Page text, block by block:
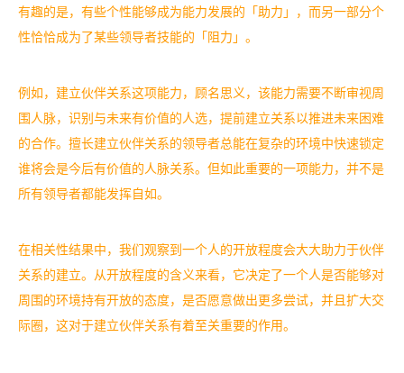
有趣的是，有些个性能够成为能力发展的「助力」，而另一部分个
性恰恰成为了某些领导者技能的「阻力」。
例如，建立伙伴关系这项能力，顾名思义，该能力需要不断审视周
围人脉，识别与未来有价值的人选，提前建立关系以推进未来困难
的合作。擅长建立伙伴关系的领导者总能在复杂的环境中快速锁定
谁将会是今后有价值的人脉关系。但如此重要的一项能力，并不是
所有领导者都能发挥自如。
在相关性结果中，我们观察到一个人的开放程度会大大助力于伙伴
关系的建立。从开放程度的含义来看，它决定了一个人是否能够对
周围的环境持有开放的态度，是否愿意做出更多尝试，并且扩大交
际圈，这对于建立伙伴关系有着至关重要的作用。